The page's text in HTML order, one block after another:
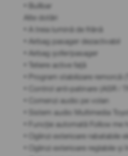
• Bullbar
Alte dotări
• A treia lumină de frână
• Airbag pasager dezactivabil
• Airbag șofer/pasager
• Tetiere active față
• Program stabilizare remorcă
• Control anti-patinare (ASR /
• Comenzi audio pe volan
• Sistem audio Multimedia
• Funcție automată Follow me
• Oglinzi exterioare rabatabile
• Oglinzi exterioare reglabile și